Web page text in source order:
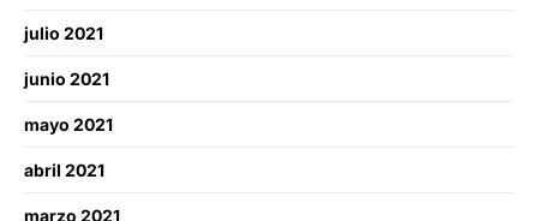
julio 2021
junio 2021
mayo 2021
abril 2021
marzo 2021